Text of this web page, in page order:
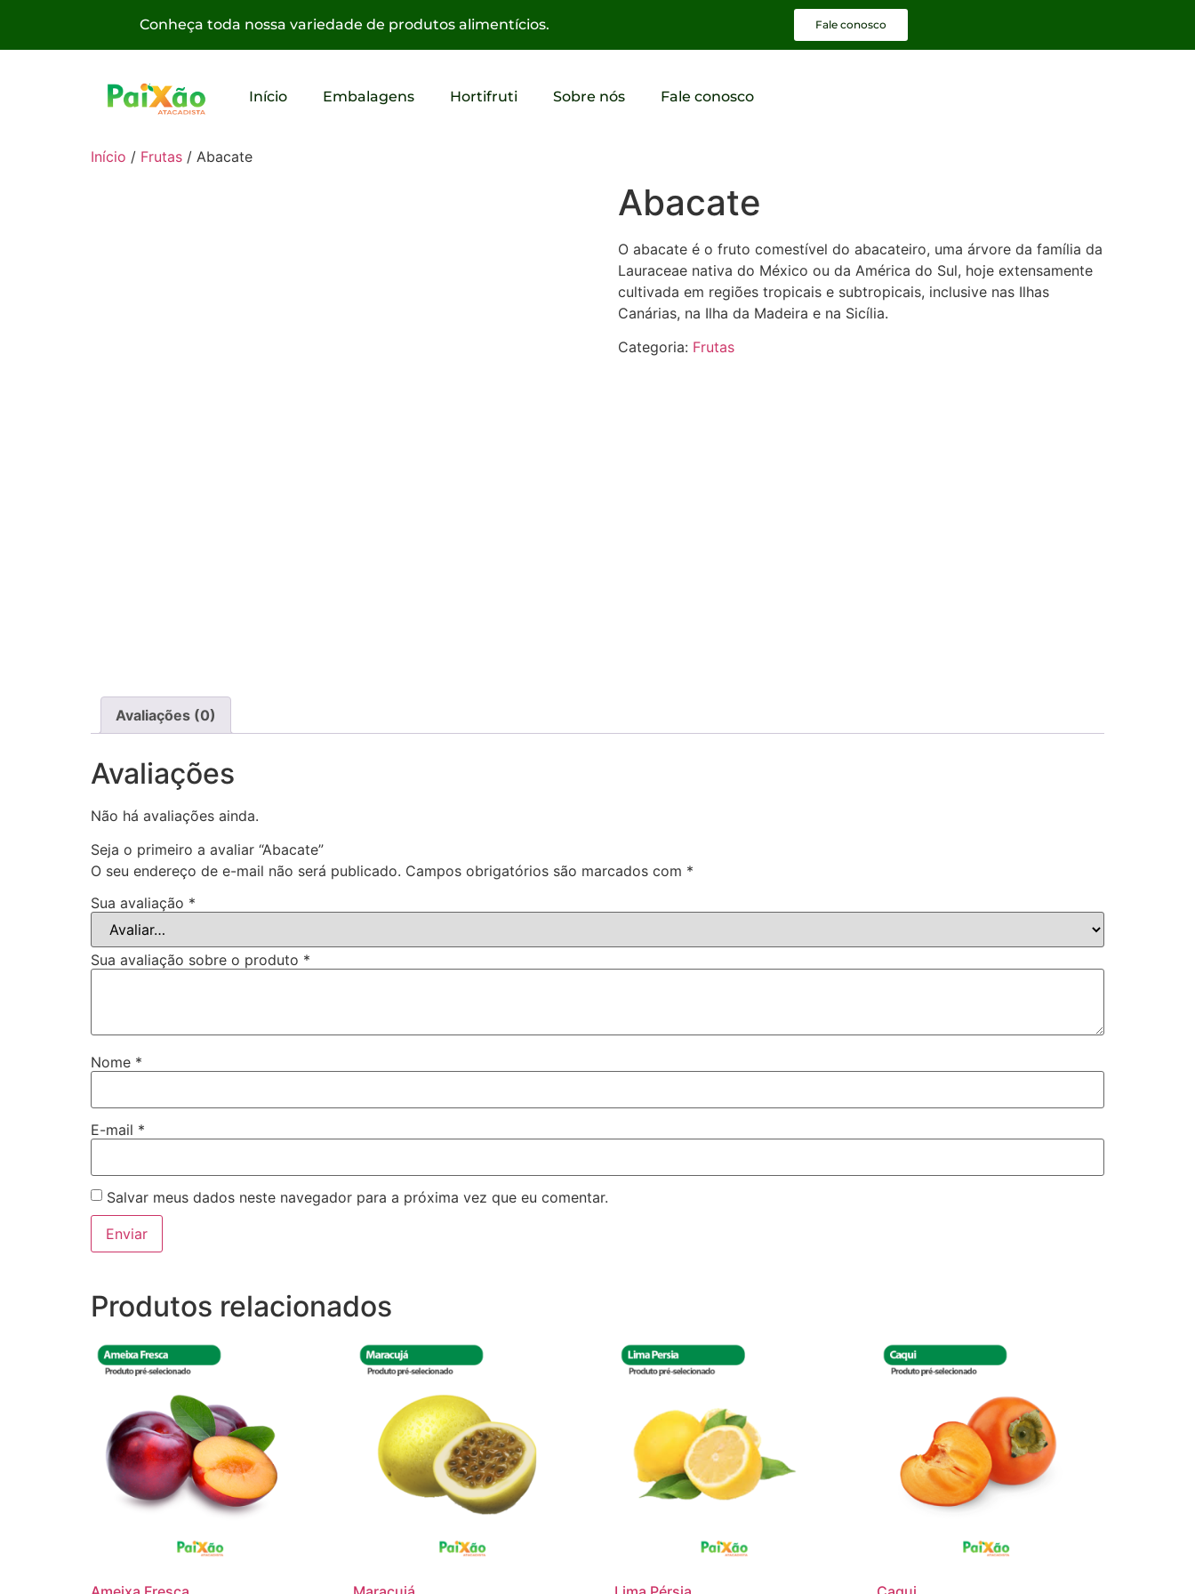
Conheça toda nossa variedade de produtos alimentícios. Fale conosco
Início Embalagens Hortifruti Sobre nós Fale conosco
Início / Frutas / Abacate
Abacate
O abacate é o fruto comestível do abacateiro, uma árvore da família da
Lauraceae nativa do México ou da América do Sul, hoje extensamente
cultivada em regiões tropicais e subtropicais, inclusive nas Ilhas
Canárias, na Ilha da Madeira e na Sicília.
Categoria: Frutas
Avaliações (0)
Avaliações
Não há avaliações ainda.
Seja o primeiro a avaliar “Abacate”
O seu endereço de e-mail não será publicado. Campos obrigatórios são marcados com *
Sua avaliação *
Sua avaliação sobre o produto *
Nome *
E-mail *
Salvar meus dados neste navegador para a próxima vez que eu comentar.
Produtos relacionados